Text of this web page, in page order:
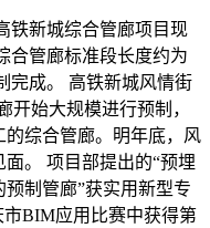
铁新城综合管廊项目现
合管廊标准段长度约为
完成。 高铁新城风情街
开始大规模进行预制，
综合管廊。明年底，风
。 项目部提出的“预埋
制管廊”获实用新型专
BIM应用比赛中获得第